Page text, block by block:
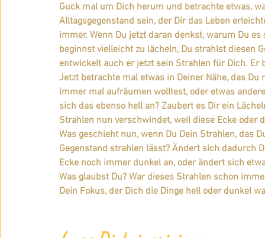
Guck mal um Dich herum und betrachte etwas,
Alltagsgegenstand sein, der Dir das Leben
immer. Wenn Du jetzt daran denkst, warum Du
beginnst vielleicht zu lächeln, Du strahlst diesen
entwickelt auch er jetzt sein Strahlen für Dich. Er
Jetzt betrachte mal etwas in Deiner Nähe, das
immer mal aufräumen wolltest, oder etwas
sich das ebenso hell an? Zaubert es Dir ein
Strahlen nun verschwindet, weil diese Ecke oder
Was geschieht nun, wenn Du Dein Strahlen, das
Gegenstand strahlen lässt? Ändert sich dadurch
Ecke noch immer dunkel an, oder ändert sich
Was glaubst Du? War dieses Strahlen schon
Dein Fokus, der Dich die Dinge hell oder dunkel